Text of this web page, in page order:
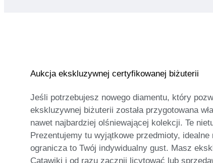
Aukcja ekskluzywnej certyfikowanej biżuterii
Jeśli potrzebujesz nowego diamentu, który
ekskluzywnej biżuterii została przygotowana
nawet najbardziej olśniewającej kolekcji. Te
Prezentujemy tu wyjątkowe przedmioty,
ogranicza to Twój indywidualny gust. Masz
Catawiki i od razu zacznij licytować lub